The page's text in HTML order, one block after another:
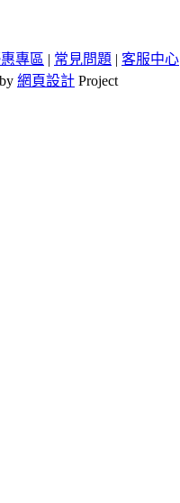
專區 | 常見問題 | 客服中心
網頁設計 Project